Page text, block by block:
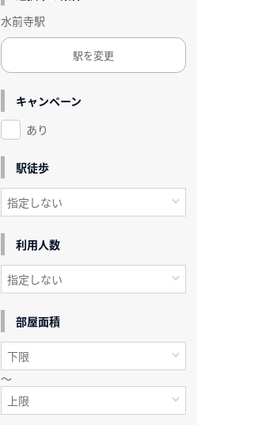
水前寺駅
駅を変更
キャンペーン
あり
駅徒歩
利用人数
部屋面積
～